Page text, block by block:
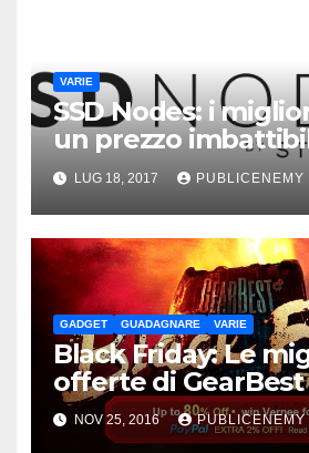
VARIE
SSD Nodes: i
un prezzo
LUG 18, 2017 PUBLICENEMY
GADGET GUADAGNARE VARIE
Black Friday: Le
offerte di GearBest
NOV 25, 2016 PUBLICENEMY